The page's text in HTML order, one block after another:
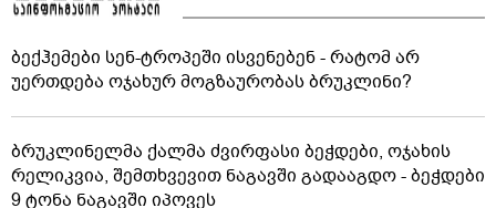
ბექჰემები სენ-ტროპეში ისვენებენ - რატომ არ
უერთდება ოჯახურ მოგზაურობას ბრუკლინი?
ბრუკლინელმა ქალმა ძვირფასი ბეჭდები, ოჯახის
რელიკვია, შემთხვევით ნაგავში გადააგდო - ბეჭდები
9 ტონა ნაგავში იპოვეს